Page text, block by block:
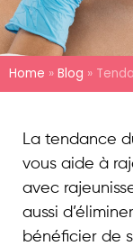
Home » Blog »
La tendance
vous aide à
avec
aussi
bénéficier de